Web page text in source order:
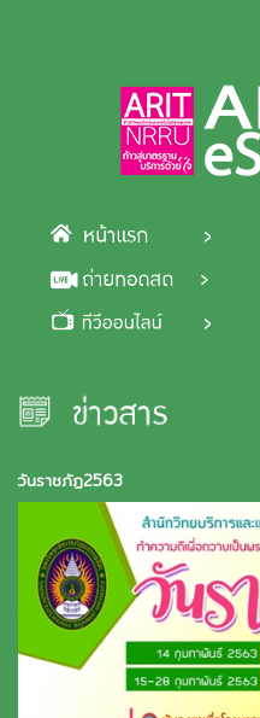
วันราชภัฏ2563